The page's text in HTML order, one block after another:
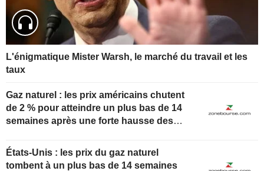
L'énigmatique Mister Warsh, le marché du travail et les
taux
Gaz naturel : les prix américains chutent
de 2 % pour atteindre un plus bas de 14
semaines après une forte hausse des
États-Unis : les prix du gaz naturel
tombent à un plus bas de 14 semaines